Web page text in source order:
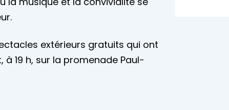
extérieurs gratuits qui ont
à 19 h, sur la promenade Paul-